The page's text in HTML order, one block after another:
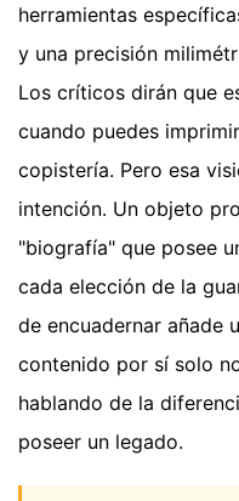
herramientas
y una precisión
Los críticos dirán que
cuando puedes
copistería. Pero esa
intención. Un objeto
"biografía" que posee
cada elección de la
de encuadernar añade
contenido por sí solo
hablando de la
poseer un legado.